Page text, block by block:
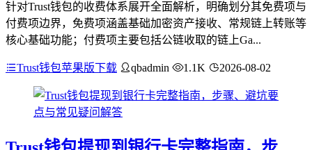
针对Trust钱包的收费体系展开全面解析，明确划分其免费项与
付费项边界，免费项涵盖基础加密资产接收、常规链上转账等
核心基础功能；付费项主要包括公链收取的链上Ga...
Trust钱包苹果版下载 qbadmin 1.1K 2026-08-02